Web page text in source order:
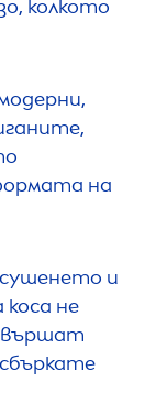
колкото
на
и
не
вършат